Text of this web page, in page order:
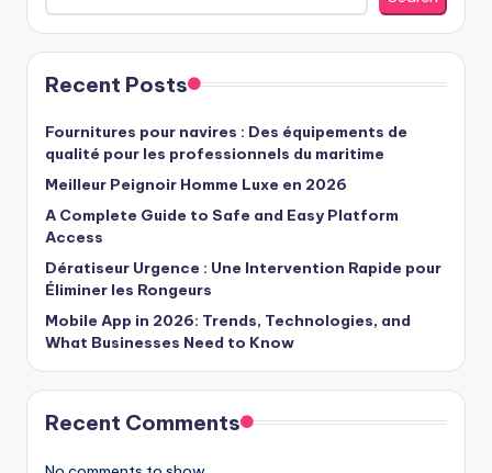
Recent Posts
Fournitures pour navires : Des équipements de
qualité pour les professionnels du maritime
Meilleur Peignoir Homme Luxe en 2026
A Complete Guide to Safe and Easy Platform
Access
Dératiseur Urgence : Une Intervention Rapide pour
Éliminer les Rongeurs
Mobile App in 2026: Trends, Technologies, and
What Businesses Need to Know
Recent Comments